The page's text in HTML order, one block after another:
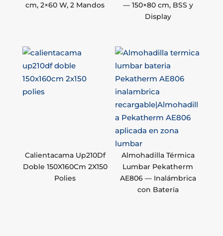
cm, 2×60 W, 2 Mandos
— 150×80 cm, BSS y
Display
Calientacama Up210Df
Doble 150X160Cm 2X150
Polies
Almohadilla Térmica
Lumbar Pekatherm
AE806 — Inalámbrica
con Batería